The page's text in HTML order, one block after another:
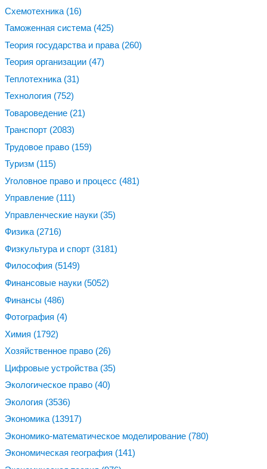
Схемотехника (16)
Таможенная система (425)
Теория государства и права (260)
Теория организации (47)
Теплотехника (31)
Технология (752)
Товароведение (21)
Транспорт (2083)
Трудовое право (159)
Туризм (115)
Уголовное право и процесс (481)
Управление (111)
Управленческие науки (35)
Физика (2716)
Физкультура и спорт (3181)
Философия (5149)
Финансовые науки (5052)
Финансы (486)
Фотография (4)
Химия (1792)
Хозяйственное право (26)
Цифровые устройства (35)
Экологическое право (40)
Экология (3536)
Экономика (13917)
Экономико-математическое моделирование (780)
Экономическая география (141)